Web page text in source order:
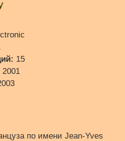
15
2001
по имени Jean-Yves